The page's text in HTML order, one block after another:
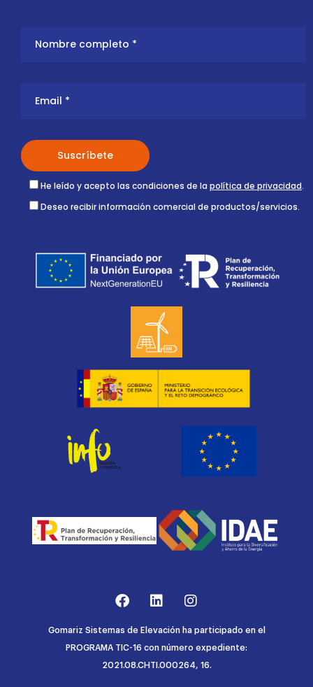
He leído y acepto las condiciones de la política de privacidad.
Deseo recibir información comercial de productos/servicios.
Gomariz Sistemas de Elevación ha participado en el
PROGRAMA TIC-16 con número expediente:
2021.08.CHTI.000264, 16.